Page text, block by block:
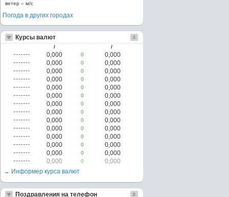
ветер – м/c
Погода в других городах
Курсы валют
/ /
0,000 0
0,000
0,000
0
0,000
0,000
0
0,000
0,000
0
0,000
0,000
0
0,000
0,000
0
0,000
0,000
0
0,000
0,000
0
0,000
0,000
0
0,000
0,000
0
0,000
0,000
0
0,000
0,000
0
0,000
0,000
0
0,000
0,000
0
0,000
→ Информер курса валют
Поздравления на телефон